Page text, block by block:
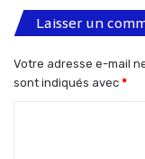
Laisser un
Votre adresse e-mail
sont indiqués avec *